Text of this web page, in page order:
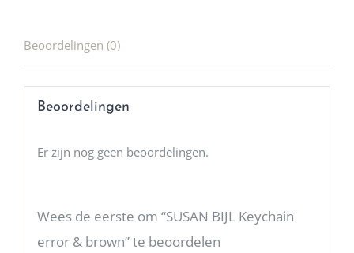
Beoordelingen (0)
Beoordelingen
Er zijn nog geen beoordelingen.
Wees de eerste om “SUSAN BIJL Keychain
error & brown” te beoordelen